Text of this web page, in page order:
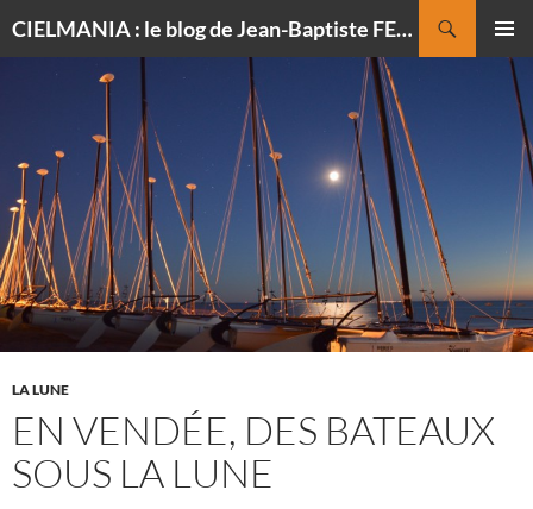
CIELMANIA : le blog de Jean-Baptiste FELDMANN, photographe du ciel
MENU
LA LUNE
EN VENDÉE, DES BATEAUX
SOUS LA LUNE